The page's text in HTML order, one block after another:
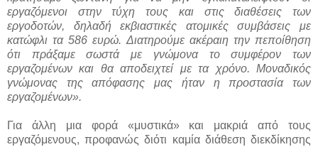
εργαζόμενοι στην τύχη τους και στις διαθέσεις των
εργοδοτών, δηλαδή εκβιαστικές ατομικές συμβάσεις με
κατώφλι τα 586 ευρώ. Διατηρούμε ακέραιη την πεποίθηση
ότι πράξαμε σωστά με γνώμονα το συμφέρον των
εργαζομένων και θα αποδειχτεί με τα χρόνο. Μοναδικός
γνώμονας της απόφασης μας ήταν η προστασία των
εργαζομένων».
Για άλλη μια φορά «μυστικά» και μακριά από τους
εργαζόμενους, προφανώς διότι καμία διάθεση διεκδίκησης